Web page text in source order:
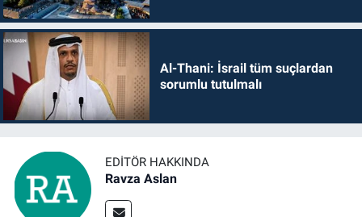
Al-Thani: İsrail tüm suçlardan
sorumlu tutulmalı
EDITÖR HAKKINDA
Ravza Aslan